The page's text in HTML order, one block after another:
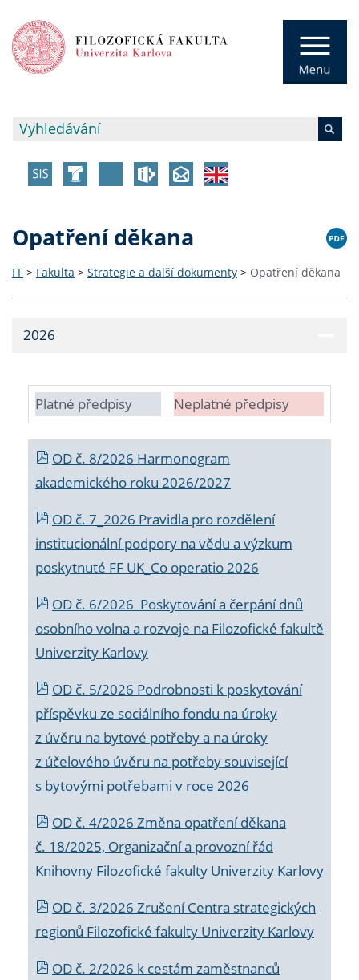
Opatření děkana
FF > Fakulta > Strategie a další dokumenty > Opatření děkana
2026
Platné předpisy Neplatné předpisy
OD č. 8/2026 Harmonogram
akademického roku 2026/2027
OD č. 7_2026 Pravidla pro rozdělení
institucionální podpory na vědu a výzkum
poskytnuté FF UK_Co operatio 2026
OD č. 6/2026 Poskytování a čerpání dnů
osobního volna a rozvoje na Filozofické fakultě
Univerzity Karlovy
OD č. 5/2026 Podrobnosti k poskytování
příspěvku ze sociálního fondu na úroky
z úvěru na bytové potřeby a na úroky
z účelového úvěru na potřeby související
s bytovými potřebami v roce 2026
OD č. 4/2026 Změna opatření děkana
č. 18/2025, Organizační a provozní řád
Knihovny Filozofické fakulty Univerzity Karlovy
OD č. 3/2026 Zrušení Centra strategických
regionů Filozofické fakulty Univerzity Karlovy
OD č. 2/2026 k cestám zaměstnanců